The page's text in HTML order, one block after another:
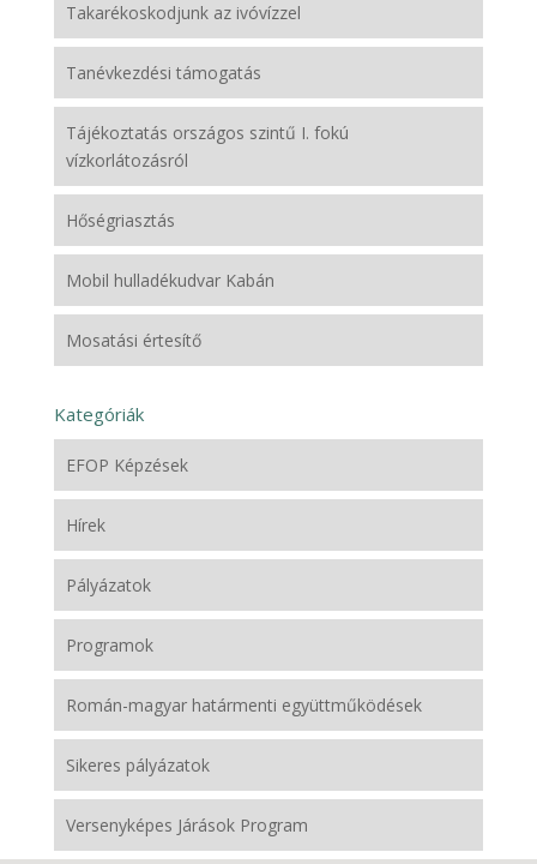
Takarékoskodjunk az ivóvízzel
Tanévkezdési támogatás
Tájékoztatás országos szintű I. fokú
vízkorlátozásról
Hőségriasztás
Mobil hulladékudvar Kabán
Mosatási értesítő
Kategóriák
EFOP Képzések
Hírek
Pályázatok
Programok
Román-magyar határmenti együttműködések
Sikeres pályázatok
Versenyképes Járások Program